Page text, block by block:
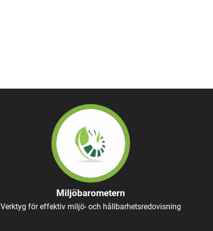
Miljöbarometern
Verktyg för effektiv miljö- och hållbarhetsredovisning